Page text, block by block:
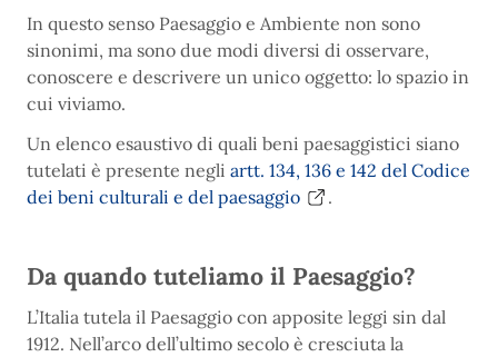
In questo senso Paesaggio e Ambiente non sono
sinonimi, ma sono due modi diversi di osservare,
conoscere e descrivere un unico oggetto: lo spazio in
cui viviamo.
Un elenco esaustivo di quali beni paesaggistici siano
tutelati è presente negli artt. 134, 136 e 142 del Codice
dei beni culturali e del paesaggio
.
Da quando tuteliamo il Paesaggio?
L’Italia tutela il Paesaggio con apposite leggi sin dal
1912. Nell’arco dell’ultimo secolo è cresciuta la